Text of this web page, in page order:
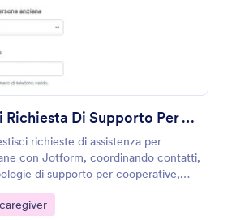
Modulo Di Richiesta Di Supporto Per Anziani
richieste di assistenza per
con Jotform, coordinando contatti,
di supporto per cooperative,
e caregiver.